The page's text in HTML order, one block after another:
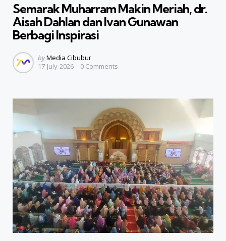
Semarak Muharram Makin Meriah, dr.
Aisah Dahlan dan Ivan Gunawan
Berbagi Inspirasi
Posted
by
byMedia Cibubur
17-July-2026
0 Comments